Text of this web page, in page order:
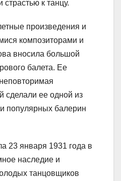
страстью к танцу.
произведения и
композиторами и
вносила большой
балета. Ее
сделали ее одной из
популярных балерин
23 января 1931 года в
наследие и
танцовщиков